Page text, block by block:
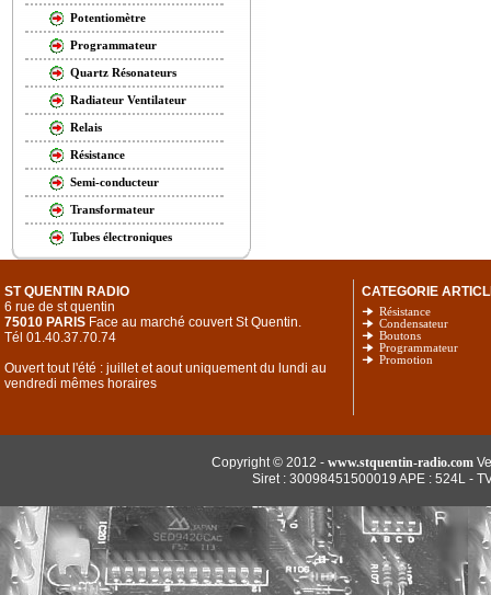
Potentiomètre
Programmateur
Quartz Résonateurs
Radiateur Ventilateur
Relais
Résistance
Semi-conducteur
Transformateur
Tubes électroniques
ST QUENTIN RADIO
6 rue de st quentin
75010 PARIS Face au marché couvert St Quentin.
Tél 01.40.37.70.74
Ouvert tout l'été : juillet et aout uniquement du lundi au
vendredi mêmes horaires
CATEGORIE
Résistance
Condensateur
Boutons
Programmateur
Promotion
Copyright © 2012 - www.stquentin-radio.com
Siret : 30098451500019 APE : 524L -